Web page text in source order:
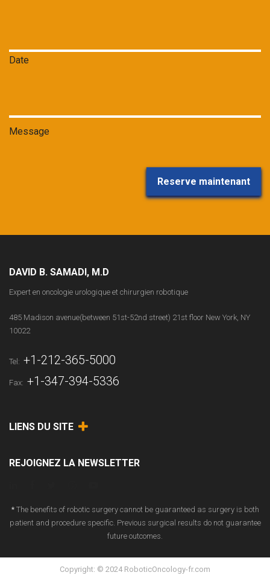
Date
Message
DAVID B. SAMADI, M.D
Expert en oncologie urologique et chirurgien robotique
485 Madison avenue(between 51st-52nd street) 21st floor New York, NY
10022
Tel: +1-212-365-5000
Fax: +1-347-394-5336
LIENS DU SITE
REJOIGNEZ LA NEWSLETTER
* The benefits of robotic surgery cannot be guaranteed as surgery is both
patient and procedure specific. Previous surgical results do not guarantee
future outcomes.
Copyright: © 2024 RoboticOncology-fr.com